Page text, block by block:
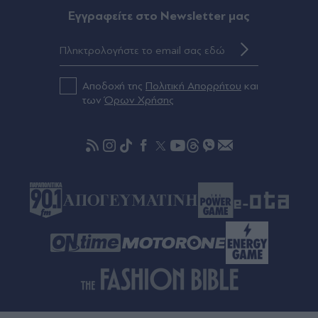
της: "Μόλις κατάλαβε τι έχει, έφυγε - Μας είπαν
ότι τη χάνουμε από ώρα σε ώρα" (Βίντεο)
Άλιμος: Υπό έλεγχο η φωτιά που ξέσπασε σε
Eγγραφείτε στο Newsletter μας
Αποδοχή της Πολιτική Απορρήτου και
τωνΌρων Χρήσης